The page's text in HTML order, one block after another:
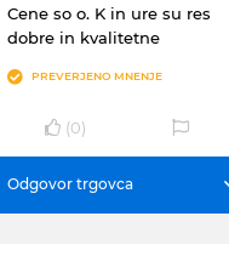
Cene so o. K in ure su res
dobre in kvalitetne
PREVERJENO MNENJE
(0)
Odgovor trgovca